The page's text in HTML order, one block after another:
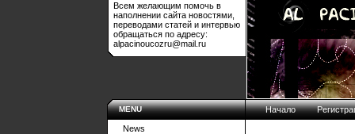
Всем желающим помочь в
наполнении сайта новостями,
переводами статей и интервью
обращаться по адресу:
alpacinoucozru@mail.ru
MENU
News
Начало